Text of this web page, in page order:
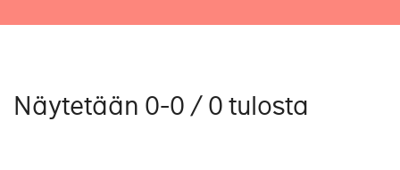
Näytetään 0-0 / 0 tulosta